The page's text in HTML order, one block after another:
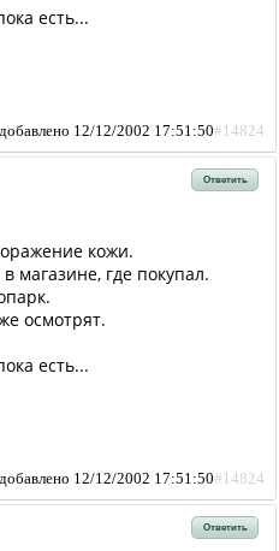
есть...
добавлено 12/12/2002 17:51:50#14824
Ответить
кожи.
магазине, где покупал.
осмотрят.
есть...
добавлено 12/12/2002 17:51:50#14824
Ответить